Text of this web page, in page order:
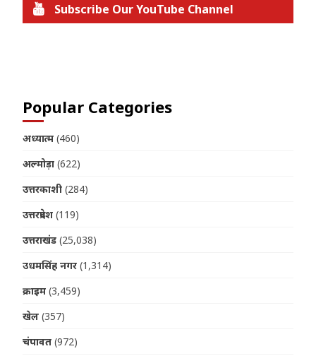
Subscribe Our YouTube Channel
Popular Categories
अध्यात्म (460)
अल्मोड़ा (622)
उत्तरकाशी (284)
उत्तरप्रदेश (119)
उत्तराखंड (25,038)
उधमसिंह नगर (1,314)
क्राइम (3,459)
खेल (357)
चंपावत (972)